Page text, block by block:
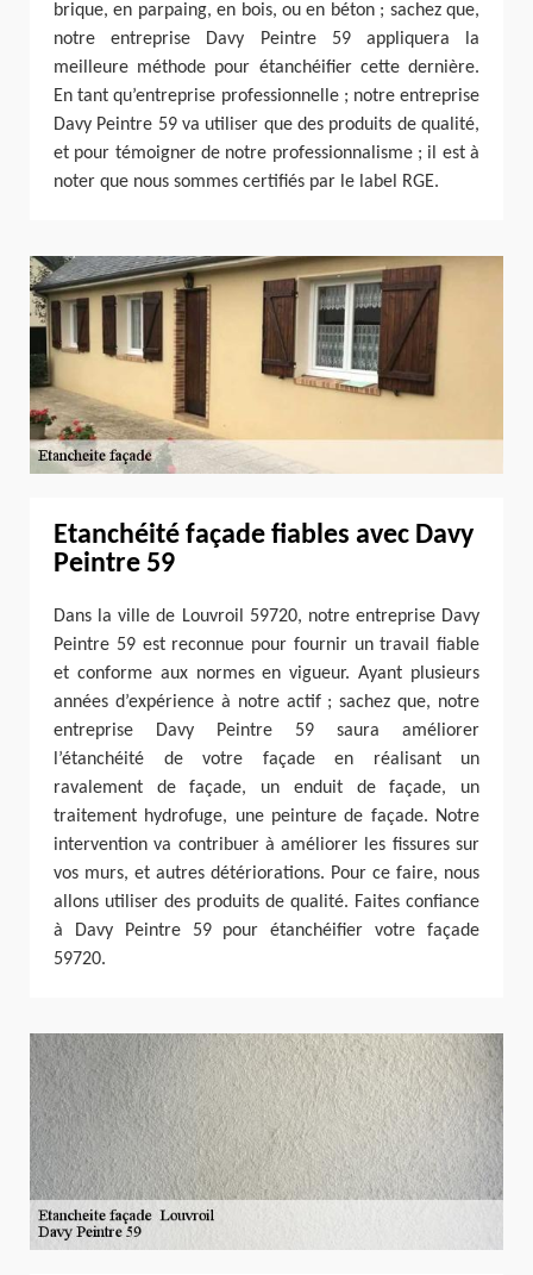
brique, en parpaing, en bois, ou en béton ; sachez que,
notre entreprise Davy Peintre 59 appliquera la
meilleure méthode pour étanchéifier cette dernière.
En tant qu’entreprise professionnelle ; notre entreprise
Davy Peintre 59 va utiliser que des produits de qualité,
et pour témoigner de notre professionnalisme ; il est à
noter que nous sommes certifiés par le label RGE.
Etanchéité façade fiables avec Davy
Peintre 59
Dans la ville de Louvroil 59720, notre entreprise Davy
Peintre 59 est reconnue pour fournir un travail fiable
et conforme aux normes en vigueur. Ayant plusieurs
années d’expérience à notre actif ; sachez que, notre
entreprise Davy Peintre 59 saura améliorer
l’étanchéité de votre façade en réalisant un
ravalement de façade, un enduit de façade, un
traitement hydrofuge, une peinture de façade. Notre
intervention va contribuer à améliorer les fissures sur
vos murs, et autres détériorations. Pour ce faire, nous
allons utiliser des produits de qualité. Faites confiance
à Davy Peintre 59 pour étanchéifier votre façade
59720.